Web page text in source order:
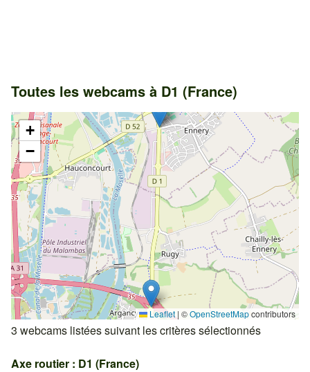
Toutes les webcams à D1 (France)
+
−
Leaflet | ©OpenStreetMapcontributors
3 webcams listées suivant les critères sélectionnés
Axe routier : D1 (France)